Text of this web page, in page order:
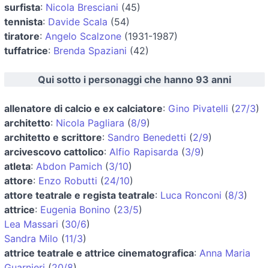
surfista: Nicola Bresciani (45)
tennista: Davide Scala (54)
tiratore: Angelo Scalzone (1931-1987)
tuffatrice: Brenda Spaziani (42)
Qui sotto i personaggi che hanno 93 anni
allenatore di calcio e ex calciatore: Gino Pivatelli (27/3)
architetto: Nicola Pagliara (8/9)
architetto e scrittore: Sandro Benedetti (2/9)
arcivescovo cattolico: Alfio Rapisarda (3/9)
atleta: Abdon Pamich (3/10)
attore: Enzo Robutti (24/10)
attore teatrale e regista teatrale: Luca Ronconi (8/3)
attrice: Eugenia Bonino (23/5)
Lea Massari (30/6)
Sandra Milo (11/3)
attrice teatrale e attrice cinematografica: Anna Maria